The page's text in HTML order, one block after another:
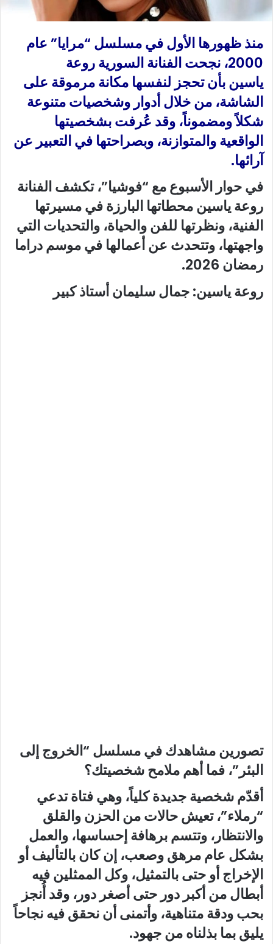
ن
ي
منذ ظهورها الأول في مسلسل “مرايا” عام
2000، نجحت الفنانة السورية روعة
ياسين بأن تحجز لنفسها مكانة مرموقة على
الشاشة، من خلال أدوار وشخصيات متنوعة
شكلاً ومضموناً، وقد عُرفت بشخصيتها
الواقعية والمتوازنة، وبصراحتها في التعبير عن
آرائها.
في حوار الأسبوع مع “فوشيا”، تكشف الفنانة
روعة ياسين محطاتها البارزة في مسيرتها
الفنية، ونظرتها للفن والحياة، والتحديات التي
واجهتها، وتتحدث عن أعمالها في موسم دراما
رمضان 2026.
روعة ياسين: جمال سليمان أستاذ كبير
تصورين مشاهدك في مسلسل “الخروج إلى
البئر”، فما أهم ملامح شخصيتك؟
أقدّم شخصية جديدة كلياً، وهي فتاة تدعي
“رملاء”، تعيش حالات من الحزن والقلق
والانتظار، وتتسم برهافة إحساسها، والعمل
بشكل عام مرهق وصعب، إن كان بالتأليف أو
الإخراج أو حتى بالتمثيل، وكل الممثلين فيه
أبطال من أكبر دور حتى أصغر دور، وقد أُنجز
بحب ودقة متناهية، وأتمنى أن نحقق فيه نجاحاً
يليق بما بذلناه من جهود.